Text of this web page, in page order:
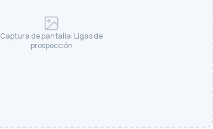
Captura de pantalla: Ligas de
prospección